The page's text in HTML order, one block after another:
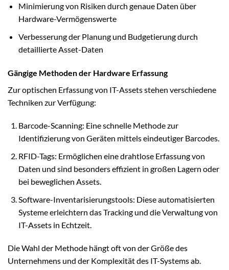
Minimierung von Risiken durch genaue Daten über
Hardware-Vermögenswerte
Verbesserung der Planung und Budgetierung durch
detaillierte Asset-Daten
Gängige Methoden der Hardware Erfassung
Zur optischen Erfassung von IT-Assets stehen verschiedene
Techniken zur Verfügung:
Barcode-Scanning: Eine schnelle Methode zur
Identifizierung von Geräten mittels eindeutiger Barcodes.
RFID-Tags: Ermöglichen eine drahtlose Erfassung von
Daten und sind besonders effizient in großen Lagern oder
bei beweglichen Assets.
Software-Inventarisierungstools: Diese automatisierten
Systeme erleichtern das Tracking und die Verwaltung von
IT-Assets in Echtzeit.
Die Wahl der Methode hängt oft von der Größe des
Unternehmens und der Komplexität des IT-Systems ab.